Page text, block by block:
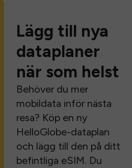
Lägg till nya
dataplaner
när som helst
Behöver du mer
mobildata inför nästa
resa? Köp en ny
HelloGlobe-dataplan
och lägg till den på ditt
befintliga eSIM. Du